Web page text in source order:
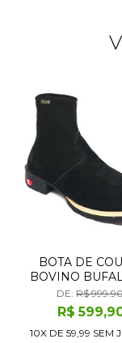
BOTA DE
BOVINO
PRETO - CANO
BICO
SOLADO FLEX
DE:R$
R$ 599
10X DE59,99 SEM